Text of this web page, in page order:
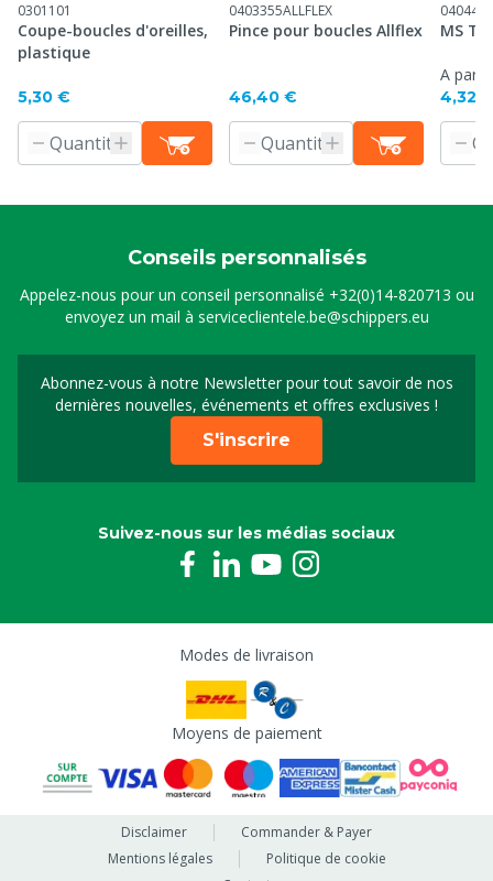
0301101
Coupe-boucles d'oreilles,
plastique
5,30 €
0403355ALLFLEX
Pince pour boucles Allflex
46,40 €
0404476
MS
A
4,32 €
Conseils personnalisés
Appelez-nous pour un conseil personnalisé +32(0)14-820713 ou
envoyez un mail à serviceclientele.be@schippers.eu
Abonnez-vous à notre Newsletter pour tout savoir de nos
dernières nouvelles, événements et offres exclusives !
Inscrivez-vous à notre
S'inscrire
Suivez-nous sur les médias sociaux
Modes de livraison
Moyens de paiement
Disclaimer
Commander & Payer
Mentions légales
Politique de cookie